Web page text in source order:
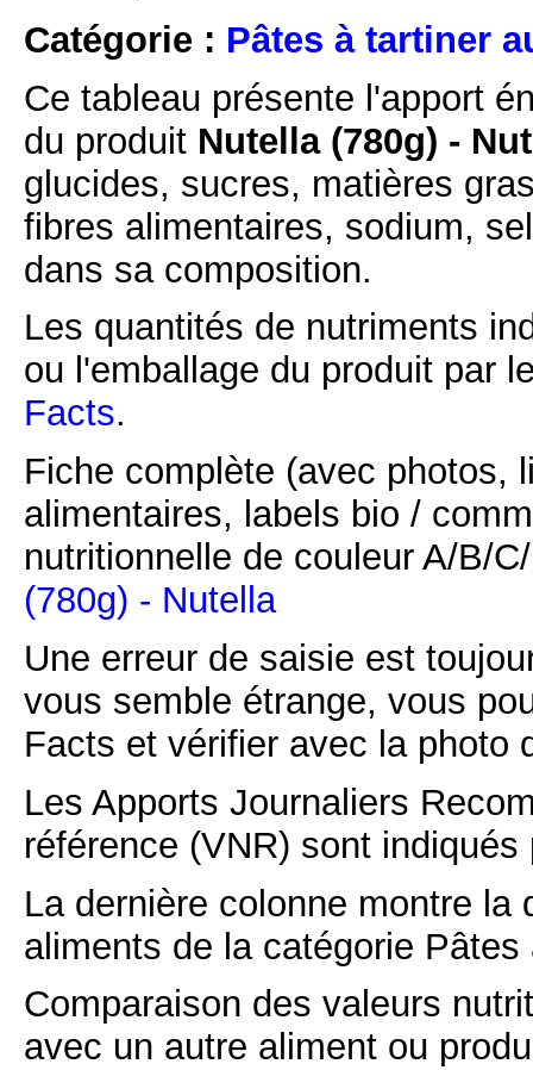
Catégorie : Pâtes à tartiner
Ce tableau présente l'apport
du produit Nutella (780g) -
glucides, sucres, matières
fibres alimentaires, sodium,
dans sa composition.
Les quantités de nutriments
ou l'emballage du produit par
Facts.
Fiche complète (avec photos,
alimentaires, labels bio /
nutritionnelle de couleur A/B/
(780g) - Nutella
Une erreur de saisie est
vous semble étrange, vous
Facts et vérifier avec la photo
Les Apports Journaliers
référence (VNR) sont
La dernière colonne montre
aliments de la catégorie
Comparaison des valeurs
avec un autre aliment ou